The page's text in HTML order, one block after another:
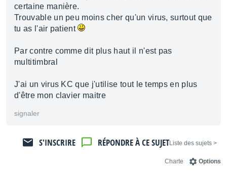
certaine manière.
Trouvable un peu moins cher qu'un virus, surtout que
tu as l'air patient
Par contre comme dit plus haut il n'est pas
multitimbral
J'ai un virus KC que j'utilise tout le temps en plus
d'être mon clavier maitre
signaler
< Liste des sujets
RÉPONDRE À CE SUJET
S'INSCRIRE
Options
Charte